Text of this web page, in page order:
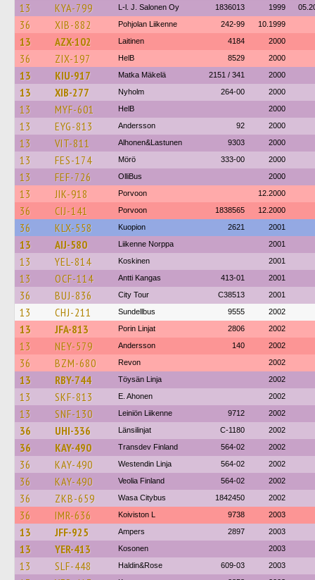
13 KYA-799 L-l. J. Salonen Oy 1836013 1999
36 XIB-882 Pohjolan Liikenne 242-99 10.1999
13 AZX-102 Laitinen 4184 2000
36 ZIX-197 HelB 8529 2000
13 KIU-917 Matka Mäkelä 2151 / 341 2000
13 XIB-277 Nyholm 264-00 2000
13 MYF-601 HelB 2000
13 EYG-813 Andersson 92 2000
13 VIT-811 Alhonen&Lastunen 9303 2000
13 FES-174 Mörö 333-00 2000
13 FEF-726 OlliBus 2000
13 JIK-918 Porvoon 12.2000
36 CIJ-141 Porvoon 1838565 12.2000
36 KLX-558 Kuopion 2621 2001
13 AIJ-580 Liikenne Norppa 2001
13 YEL-814 Koskinen 2001
13 OCF-114 Antti Kangas 413-01 2001
36 BUJ-836 City Tour C38513 2001
13 CHJ-211 Sundellbus 9555 2002
13 JFA-813 Porin Linjat 2806 2002
13 NEY-579 Andersson 140 2002
36 BZM-680 Revon 2002
13 RBY-744 Töysän Linja 2002
13 SKF-813 E. Ahonen 2002
13 SNF-130 Leiniön Liikenne 9712 2002
36 UHI-336 Länsilinjat C-1180 2002
36 KAY-490 Transdev Finland 564-02 2002
36 KAY-490 Westendin Linja 564-02 2002
36 KAY-490 Veolia Finland 564-02 2002
36 ZKB-659 Wasa Citybus 1842450 2002
36 IMR-636 Koiviston L 9738 2003
13 JFF-925 Ampers 2897 2003
13 YER-413 Kosonen 2003
13 SLF-448 Haldin&Rose 609-03 2003